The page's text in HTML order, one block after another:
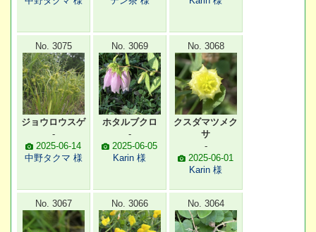
No. 3075
ジョウロウスゲ
-
2025-06-14
中野タクマ 様
No. 3069
ホタルブクロ
-
2025-06-05
Karin 様
No. 3068
クスダマツメク
サ
-
2025-06-01
Karin 様
No. 3067 No. 3066 No. 3064